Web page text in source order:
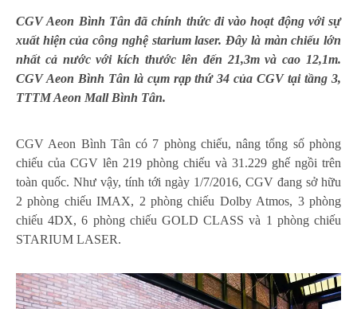
CGV Aeon Bình Tân đã chính thức đi vào hoạt động với sự
xuất hiện của công nghệ starium laser. Đây là màn chiếu lớn
nhất cả nước với kích thước lên đến 21,3m và cao 12,1m.
CGV Aeon Bình Tân là cụm rạp thứ 34 của CGV tại tầng 3,
TTTM Aeon Mall Bình Tân.
CGV Aeon Bình Tân có 7 phòng chiếu, nâng tổng số phòng
chiếu của CGV lên 219 phòng chiếu và 31.229 ghế ngồi trên
toàn quốc. Như vậy, tính tới ngày 1/7/2016, CGV đang sở hữu
2 phòng chiếu IMAX, 2 phòng chiếu Dolby Atmos, 3 phòng
chiếu 4DX, 6 phòng chiếu GOLD CLASS và 1 phòng chiếu
STARIUM LASER.